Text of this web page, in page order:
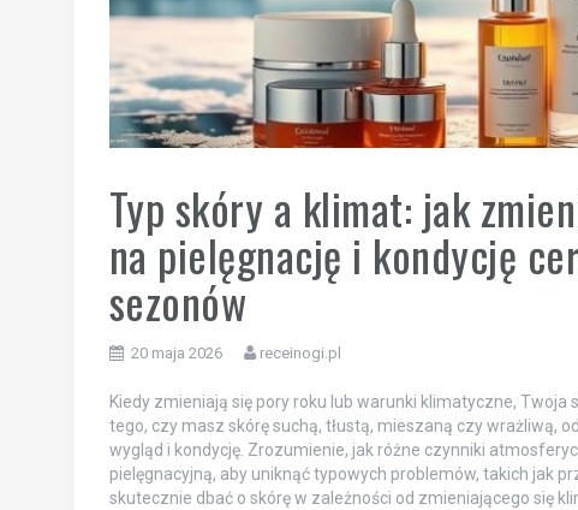
Typ skóry a klimat: jak
na pielęgnację i kondycję
sezonów
20 maja 2026 receinogi.pl
Kiedy zmieniają się pory roku lub warunki klimatyczne,
tego, czy masz skórę suchą, tłustą, mieszaną czy wrażliwą,
wygląd i kondycję. Zrozumienie, jak różne czynniki
pielęgnacyjną, aby uniknąć typowych problemów, takich jak
skutecznie dbać o skórę w zależności od zmieniającego się